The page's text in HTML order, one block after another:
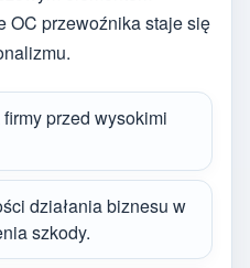
OC przewoźnika staje się
przed wysokimi
działania biznesu w
szkody.